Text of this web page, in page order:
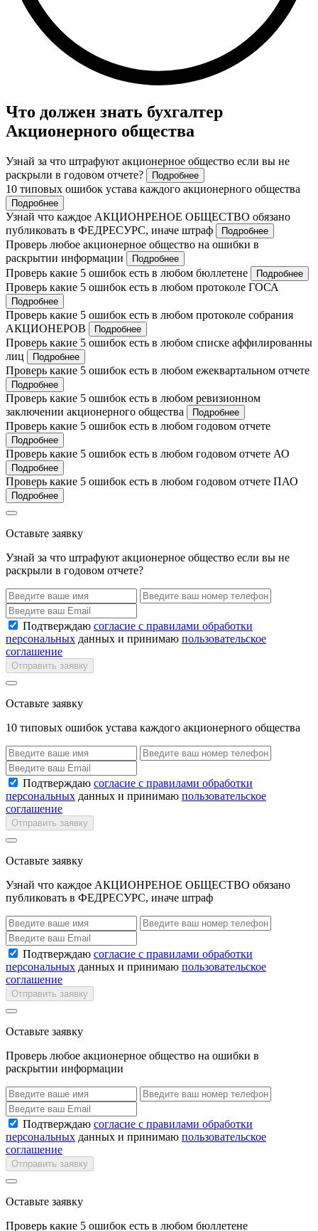
Что должен знать бухгалтер
Акционерного общества
Узнай за что штрафуют акционерное общество если вы не
раскрыли в годовом отчете?
Подробнее
10 типовых ошибок устава каждого акционерного общества
Подробнее
Узнай что каждое АКЦИОНРЕНОЕ ОБЩЕСТВО обязано
публиковать в ФЕДРЕСУРС, иначе штраф
Подробнее
Проверь любое акционерное общество на ошибки в
раскрытии информации
Подробнее
Проверь какие 5 ошибок есть в любом бюллетене Подробнее
Проверь какие 5 ошибок есть в любом протоколе ГОСА
Подробнее
Проверь какие 5 ошибок есть в любом протоколе собрания
АКЦИОНЕРОВ
Подробнее
Проверь какие 5 ошибок есть в любом списке аффилированны
лиц
Подробнее
Проверь какие 5 ошибок есть в любом ежеквартальном отчете
Подробнее
Проверь какие 5 ошибок есть в любом ревизионном
заключении акционерного общества
Подробнее
Проверь какие 5 ошибок есть в любом годовом отчете
Подробнее
Проверь какие 5 ошибок есть в любом годовом отчете АО
Подробнее
Проверь какие 5 ошибок есть в любом годовом отчете ПАО
Подробнее
Оставьте заявку
Узнай за что штрафуют акционерное общество если вы не
раскрыли в годовом отчете?
Подтверждаю согласие с правилами обработки
персональных данных и принимаю пользовательское
соглашение
Отправить заявку
Оставьте заявку
10 типовых ошибок устава каждого акционерного общества
Подтверждаю согласие с правилами обработки
персональных данных и принимаю пользовательское
соглашение
Отправить заявку
Оставьте заявку
Узнай что каждое АКЦИОНРЕНОЕ ОБЩЕСТВО обязано
публиковать в ФЕДРЕСУРС, иначе штраф
Подтверждаю согласие с правилами обработки
персональных данных и принимаю пользовательское
соглашение
Отправить заявку
Оставьте заявку
Проверь любое акционерное общество на ошибки в
раскрытии информации
Подтверждаю согласие с правилами обработки
персональных данных и принимаю пользовательское
соглашение
Отправить заявку
Оставьте заявку
Проверь какие 5 ошибок есть в любом бюллетене